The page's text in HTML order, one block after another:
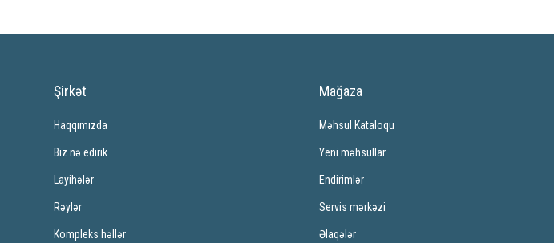
Şirkət
Haqqımızda
Biz nə edirik
Layihələr
Rəylər
Kompleks həllər
Mağaza
Məhsul Kataloqu
Yeni məhsullar
Endirimlər
Servis mərkəzi
Əlaqələr